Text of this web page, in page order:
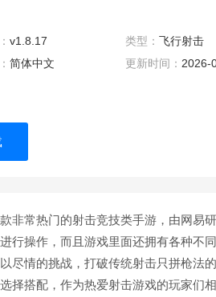
v1.8.17 类型：飞行射击
简体中文 更新时间： 2026-
非常热门的射击竞技类手游，由网易
行操作，而且游戏里面还拥有各种不
尽情的挑战，打破传统射击只拼枪法
择搭配，作为热爱射击游戏的玩家们